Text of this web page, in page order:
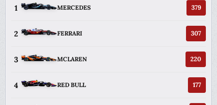
1 MERCEDES 379
2 FERRARI 307
3 MCLAREN 220
4 RED BULL 177